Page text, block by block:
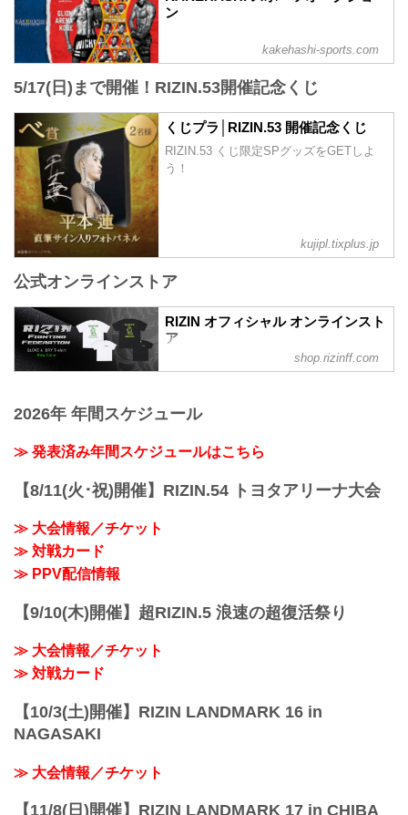
お得なPPV前売りチケットは、大会前日
の5月9日（土）23:59まで販売！
が実況・解説ありで試合を見たい方は是
全試合リアルタイムで視聴しよう！
PPV販売スケジュール一覧
配信日時 料金 配信媒体 アー...
ン
kakehashi-sports.com
5/17(日)まで開催！RIZIN.53開催記念くじ
くじプラ│RIZIN.53 開催記念くじ
RIZIN.53 くじ限定SPグッズをGETしよ
う！
kujipl.tixplus.jp
公式オンラインストア
RIZIN オフィシャル オンラインスト
ア
日本の総合格闘技団体「RIZIN（ライジ
う。
shop.rizinff.com
2026年 年間スケジュール
≫ 発表済み年間スケジュールはこちら
【8/11(火･祝)開催】RIZIN.54 トヨタアリーナ大会
≫ 大会情報／チケット
≫ 対戦カード
≫ PPV配信情報
【9/10(木)開催】超RIZIN.5 浪速の超復活祭り
≫ 大会情報／チケット
≫ 対戦カード
【10/3(土)開催】RIZIN LANDMARK 16 in
NAGASAKI
≫ 大会情報／チケット
【11/8(日)開催】RIZIN LANDMARK 17 in CHIBA